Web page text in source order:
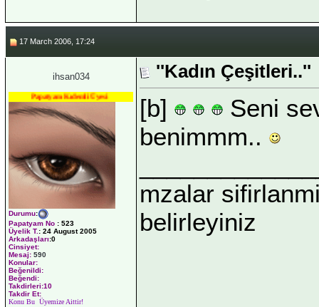
17 March 2006, 17:24
ihsan034
Papatyam Kıdemli Üyesi
Durumu:
Papatyam No : 523
Üyelik T.: 24 August 2005
Arkadaşları:0
Cinsiyet:
Mesaj: 590
Konular:
Beğenildi:
Beğendi:
Takdirleri:10
Takdir Et:
Konu Bu Üyemize Aittir!
''Kadın Çeşitleri..''
[b]
Seni
benimmm..
mzalar
belirleyiniz